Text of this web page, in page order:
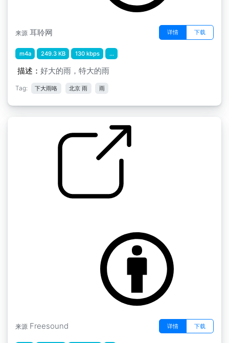
来源 耳聆网 详情 下载
m4a 249.3 KB 130 kbps ...
描述： 好大的雨，特大的雨
Tag: 下大雨咯 北京 雨 雨
来源 Freesound 详情 下载